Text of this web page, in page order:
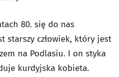
80. się do nas
starszy człowiek, który jest
na Podlasiu. I on styka
kurdyjska kobieta.